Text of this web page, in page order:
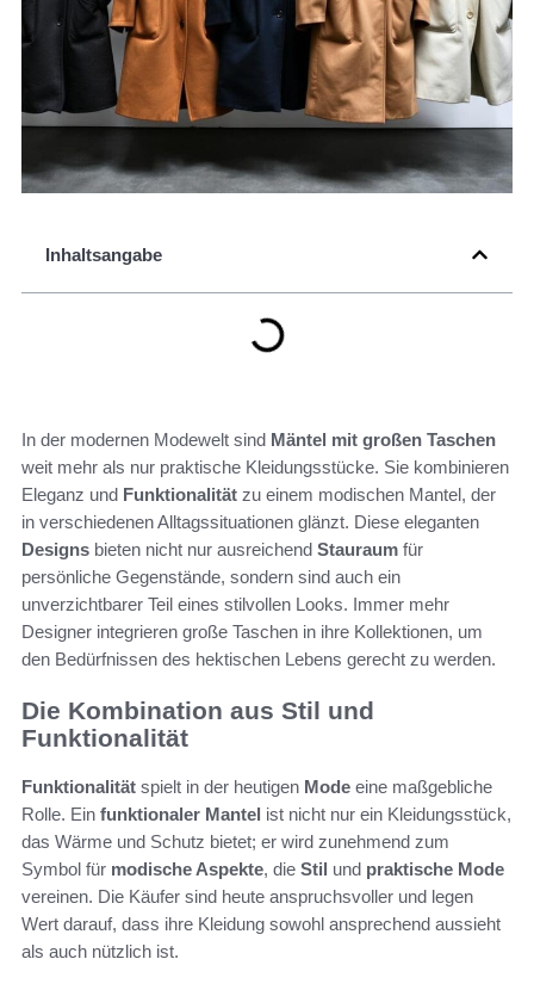
Inhaltsangabe
In der modernen Modewelt sind Mäntel mit großen Taschen
weit mehr als nur praktische Kleidungsstücke. Sie kombinieren
Eleganz und Funktionalität zu einem modischen Mantel, der
in verschiedenen Alltagssituationen glänzt. Diese eleganten
Designs bieten nicht nur ausreichend Stauraum für
persönliche Gegenstände, sondern sind auch ein
unverzichtbarer Teil eines stilvollen Looks. Immer mehr
Designer integrieren große Taschen in ihre Kollektionen, um
den Bedürfnissen des hektischen Lebens gerecht zu werden.
Die Kombination aus Stil und
Funktionalität
Funktionalität spielt in der heutigen Mode eine maßgebliche
Rolle. Ein funktionaler Mantel ist nicht nur ein Kleidungsstück,
das Wärme und Schutz bietet; er wird zunehmend zum
Symbol für modische Aspekte, die Stil und praktische Mode
vereinen. Die Käufer sind heute anspruchsvoller und legen
Wert darauf, dass ihre Kleidung sowohl ansprechend aussieht
als auch nützlich ist.